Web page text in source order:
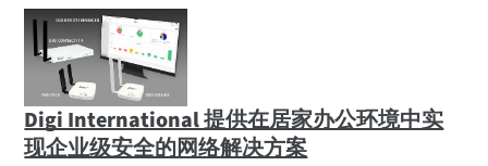
Digi International 提供在居家办公环境中实
现企业级安全的网络解决方案